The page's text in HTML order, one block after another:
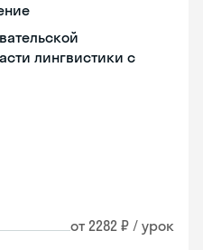
лингвистики с
от 2282 ₽ / урок